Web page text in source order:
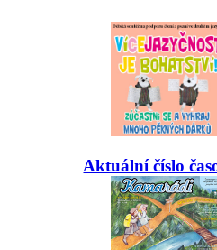
Aktuální číslo